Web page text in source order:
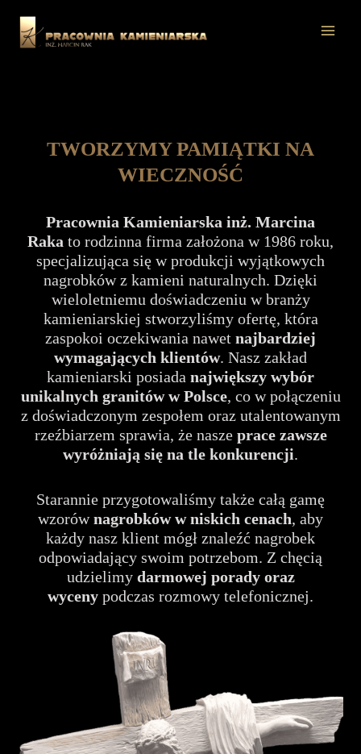
treści
TWORZYMY PAMIĄTKI NA
WIECZNOŚĆ
Pracownia Kamieniarska inż. Marcina
Raka to rodzinna firma założona w 1986 roku,
specjalizująca się w produkcji wyjątkowych
nagrobków z kamieni naturalnych. Dzięki
wieloletniemu doświadczeniu w branży
kamieniarskiej stworzyliśmy ofertę, która
zaspokoi oczekiwania nawet najbardziej
wymagających klientów. Nasz zakład
kamieniarski posiada największy wybór
unikalnych granitów w Polsce, co w połączeniu
z doświadczonym zespołem oraz utalentowanym
rzeźbiarzem sprawia, że nasze prace zawsze
wyróżniają się na tle konkurencji.
Starannie przygotowaliśmy także całą gamę
wzorównagrobków w niskich cenach, aby
każdy nasz klient mógł znaleźć nagrobek
odpowiadający swoim potrzebom. Z chęcią
udzielimy darmowej porady oraz
wyceny podczas rozmowy telefonicznej.